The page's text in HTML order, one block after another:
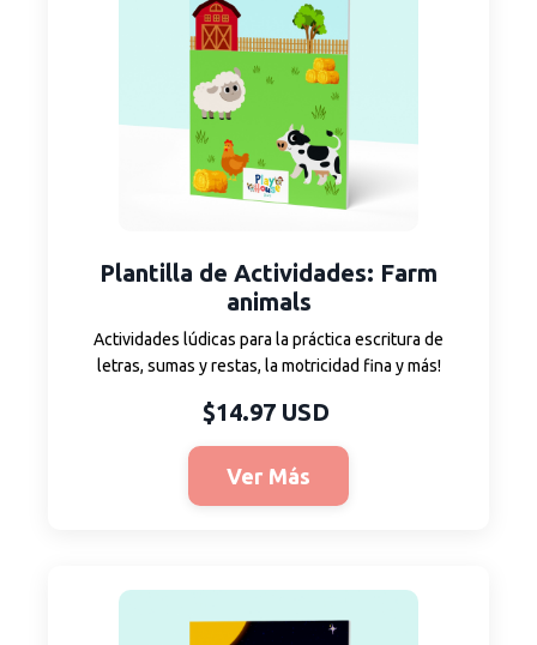
Plantilla de Actividades: Farm
animals
Actividades lúdicas para la práctica escritura de
letras, sumas y restas, la motricidad fina y más!
$14.97 USD
Ver Más